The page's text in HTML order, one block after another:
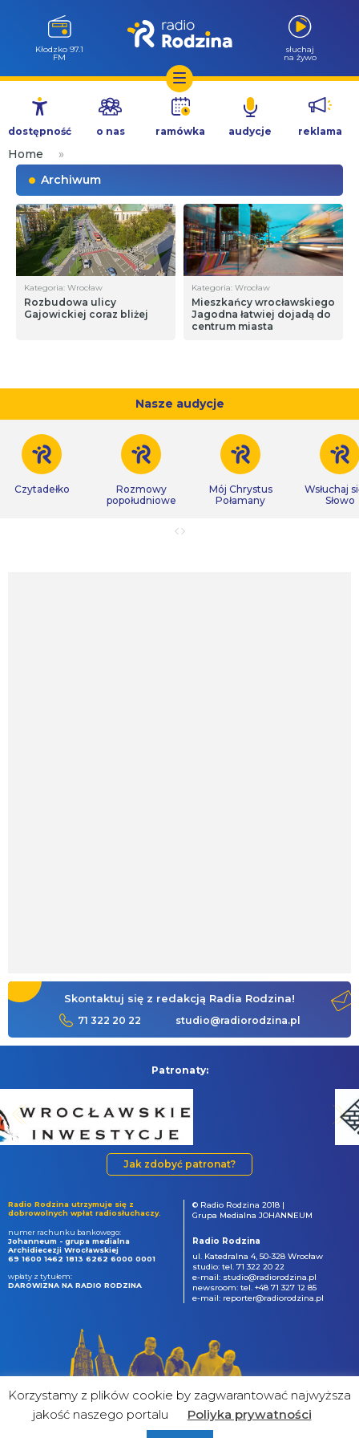
Przejdź
treści
Kłodzko 97.1
FM
słuchaj
na żywo
dostępność o nas ramówka audycje reklama
Home
»
Archiwum
Kategoria: Wrocław
Rozbudowa ulicy
Gajowickiej coraz bliżej
Kategoria: Wrocław
Mieszkańcy wrocławskiego
Jagodna łatwiej dojadą do
centrum miasta
Nasze audycje
Czytadełko
Rozmowy
popołudniowe
Mój Chrystus
Połamany
Wsłuchaj
Słowo
Skontaktuj się z redakcją Radia Rodzina!
71 322 20 22 studio@radiorodzina.pl
Patronaty:
Jak zdobyć patronat?
Radio Rodzina utrzymuje się z
dobrowolnych wpłat radiosłuchaczy.
numer rachunku bankowego:
Johanneum - grupa medialna
Archidiecezji Wrocławskiej
69 1600 1462 1813 6262 6000 0001
wpłaty z tytułem:
DAROWIZNA NA RADIO RODZINA
© Radio Rodzina 2018 |
Grupa Medialna JOHANNEUM
Radio Rodzina
ul. Katedralna 4, 50-328 Wrocław
studio: tel. 71 322 20 22
e-mail: studio@radiorodzina.pl
newsroom: tel. +48 71 327 12 85
e-mail: reporter@radiorodzina.pl
Korzystamy z plików cookie by zagwarantować najwyższa
jakość naszego portalu
Poliyka prywatności